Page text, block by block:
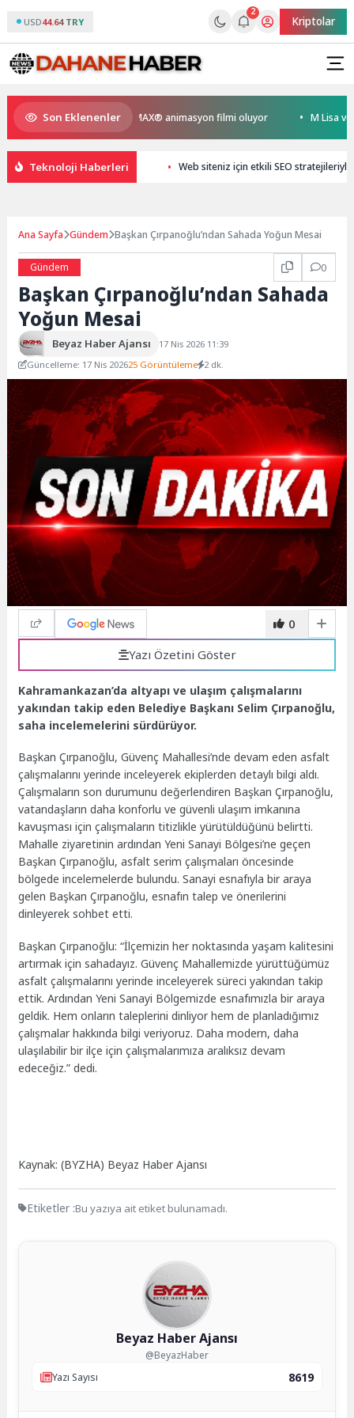
USD44.64 TRY
2
Kriptolar
Son Eklenenler
Kral Türkiye’nin ilk IMAX® animasyon filmi oluyor M Lisa ve
Teknoloji Haberleri Web siteniz için etkili SEO
Ana Sayfa Gündem Başkan Çırpanoğlu’ndan Sahada Yoğun Mesai
Gündem 0
Başkan Çırpanoğlu’ndan Sahada
Yoğun Mesai
Beyaz Haber Ajansı
17 Nis 2026 11:39
Güncelleme: 17 Nis 202625 Görüntüleme 2 dk.
0
Yazı Özetini Göster
Kahramankazan’da altyapı ve ulaşım çalışmalarını
yakından takip eden Belediye Başkanı Selim Çırpanoğlu,
saha incelemelerini sürdürüyor.
Başkan Çırpanoğlu, Güvenç Mahallesi’nde devam eden asfalt
çalışmalarını yerinde inceleyerek ekiplerden detaylı bilgi aldı.
Çalışmaların son durumunu değerlendiren Başkan Çırpanoğlu,
vatandaşların daha konforlu ve güvenli ulaşım imkanına
kavuşması için çalışmaların titizlikle yürütüldüğünü belirtti.
Mahalle ziyaretinin ardından Yeni Sanayi Bölgesi’ne geçen
Başkan Çırpanoğlu, asfalt serim çalışmaları öncesinde
bölgede incelemelerde bulundu. Sanayi esnafıyla bir araya
gelen Başkan Çırpanoğlu, esnafın talep ve önerilerini
dinleyerek sohbet etti.
Başkan Çırpanoğlu: “İlçemizin her noktasında yaşam kalitesini
artırmak için sahadayız. Güvenç Mahallemizde yürüttüğümüz
asfalt çalışmalarını yerinde inceleyerek süreci yakından takip
ettik. Ardından Yeni Sanayi Bölgemizde esnafımızla bir araya
geldik. Hem onların taleplerini dinliyor hem de planladığımız
çalışmalar hakkında bilgi veriyoruz. Daha modern, daha
ulaşılabilir bir ilçe için çalışmalarımıza aralıksız devam
edeceğiz.” dedi.
Kaynak: (BYZHA) Beyaz Haber Ajansı
Etiketler :Bu yazıya ait etiket bulunamadı.
Beyaz Haber Ajansı
@BeyazHaber
Yazı Sayısı
8619